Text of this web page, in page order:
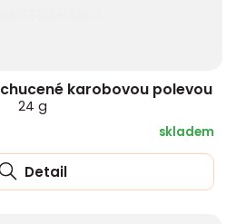
karobovou polevou
24 g
skladem
Detail